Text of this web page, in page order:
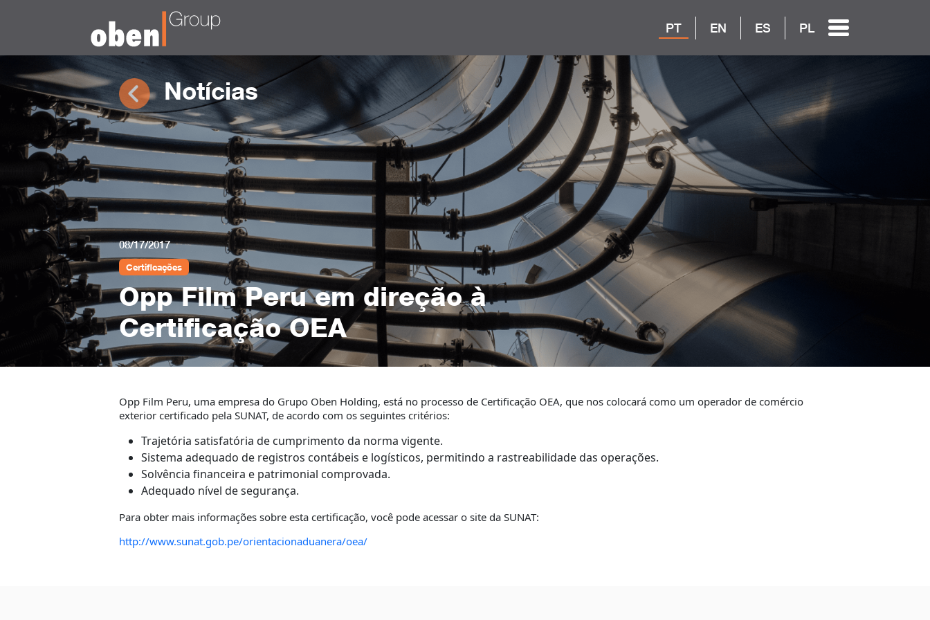
PT EN ES PL
Notícias
08/17/2017
Certificações
Opp Film Peru em direção à
Certificação OEA
Opp Film Peru, uma empresa do Grupo Oben Holding, está no processo de Certificação OEA, que nos colocará como um operador de comércio
exterior certificado pela SUNAT, de acordo com os seguintes critérios:
Trajetória satisfatória de cumprimento da norma vigente.
Sistema adequado de registros contábeis e logísticos, permitindo a rastreabilidade das operações.
Solvência financeira e patrimonial comprovada.
Adequado nível de segurança.
Para obter mais informações sobre esta certificação, você pode acessar o site da SUNAT:
http://www.sunat.gob.pe/orientacionaduanera/oea/